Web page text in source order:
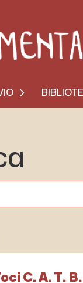
C. A. T.